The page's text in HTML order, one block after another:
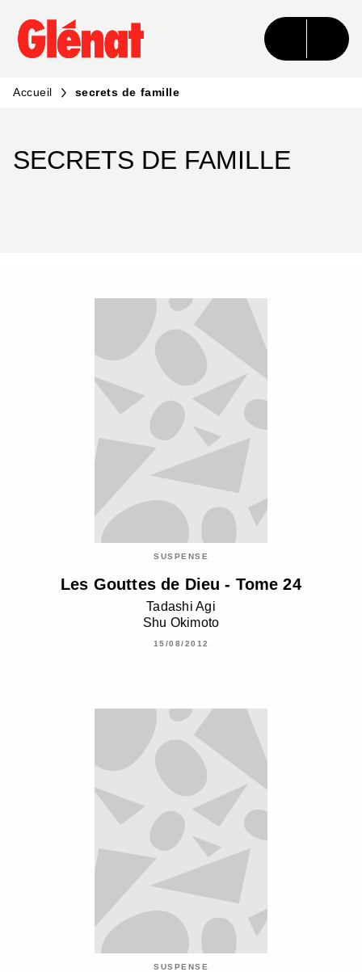
MENU RECHERCHE CONTENU
PIED DE PAGE
Accueil secrets de famille
SECRETS DE FAMILLE
SUSPENSE
Les Gouttes de Dieu - Tome 24
Tadashi Agi
Shu Okimoto
15/08/2012
SUSPENSE